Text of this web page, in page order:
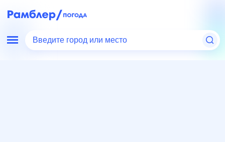
Введите город или место